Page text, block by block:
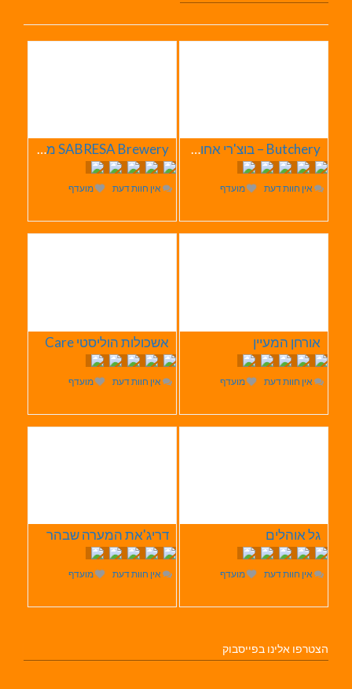
Butchery – בוצ'רי אחוזת הבשר
אין חוות דעת מועדף
SABRESA Brewery מבשלת שיכר | מבשלת בירה
אין חוות דעת מועדף
אורחן המעיין
אין חוות דעת מועדף
אשכולות הוליסטי Care
אין חוות דעת מועדף
גל אוהלים
אין חוות דעת מועדף
דריג'את המערה שבהר
אין חוות דעת מועדף
הצטרפו אלינו בפייסבוק